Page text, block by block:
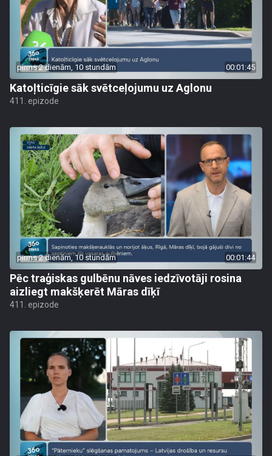
pirms 2 dienām, 10 stundām 00:01:45
Katoļticīgie sāk svētceļojumu uz Aglonu
411. epizode
pirms 2 dienām, 10 stundām 00:01:44
Pēc traģiskas gulbēnu nāves iedzīvotāji rosina
aizliegt makšķerēt Māras dīķī
411. epizode